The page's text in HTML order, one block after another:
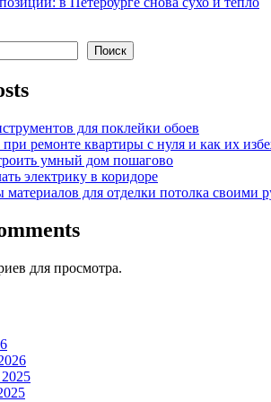
Поиск
для поклейки обоев
ремонте квартиры с нуля и как их
умный дом пошагово
электрику в коридоре
для отделки потолка своими
для просмотра.